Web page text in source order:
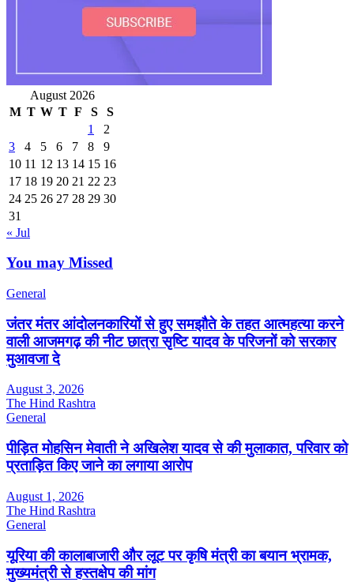
August 2026
M T W T F S
S
1
2
3
4 5 6 7 8
9
10 11 12 13 14 15 16
17 18 19 20 21 22 23
24 25 26 27 28 29 30
31
« Jul
You may Missed
General
जंतर मंतर आंदोलनकारियों से हुए समझौते के तहत आत्महत्या करने
वाली आजमगढ़ की नीट छात्रा सृष्टि यादव के परिजनों को सरकार
मुआवजा दे
August 3, 2026
The Hind Rashtra
General
पीड़ित मोहसिन मेवाती ने अखिलेश यादव से की मुलाकात, परिवार को
प्रताड़ित किए जाने का लगाया आरोप
August 1, 2026
The Hind Rashtra
General
यूरिया की कालाबाजारी और लूट पर कृषि मंत्री का बयान भ्रामक,
मुख्यमंत्री से हस्तक्षेप की मांग